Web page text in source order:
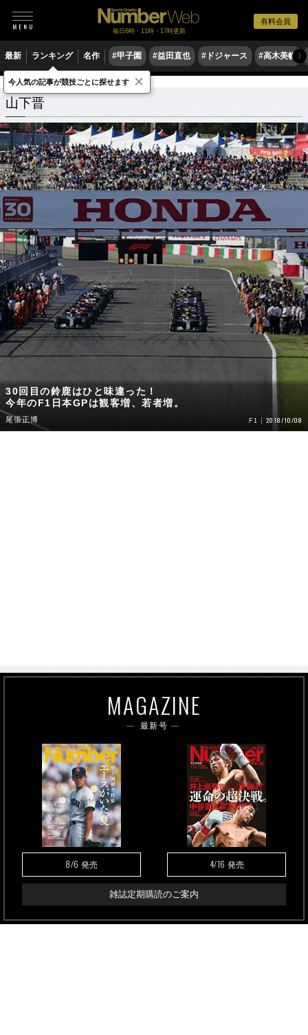
有料会員
毎日6時・11時・17時更新
最新 ランキング 名作 #甲子園 #益田直也 #ドジャース #高木美帆 〉
山下晋 関連記事
山下晋
30回目の鈴鹿はひと味違った！
今年のF1日本GPは観客増、若者増。
尾張正博 F1 2018/10/08
MAGAZINE
最新号
8/6 発売 4/16 発売
雑誌定期購読のご案内
今人気の記事が競技ごとに探せます ×